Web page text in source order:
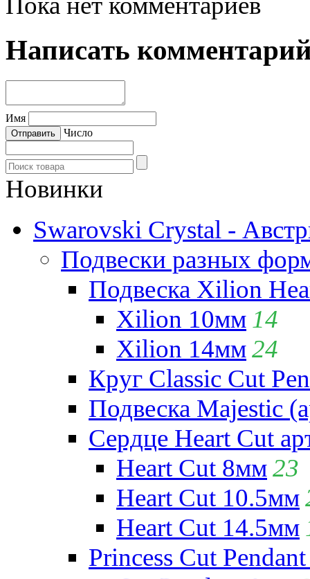
Написать
Имя
Число
Новинки
Swarovski Crystal -
Подвески разных
Подвеска Xilion
Xilion 10мм 14
Xilion 14мм24
Круг Classic Cut
Подвеска Majestic
Сердце Heart Cut
Heart Cut 8мм23
Heart Cut 10.5мм
Heart Cut 14.5мм
Princess Cut